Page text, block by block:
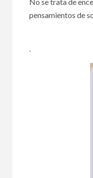
pensamientos de
.